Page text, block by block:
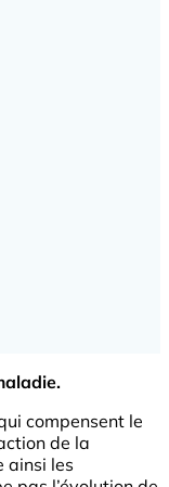
compensent le
de la
ainsi les